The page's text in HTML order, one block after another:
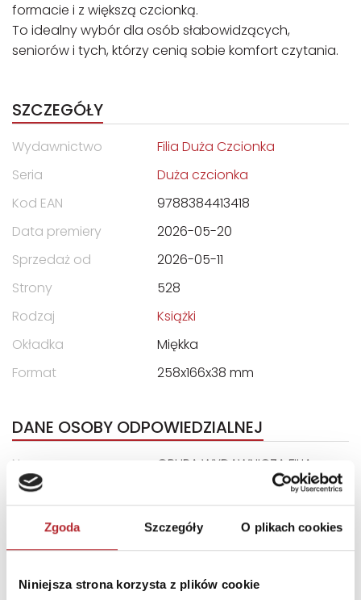
Zgoda Szczegóły O plikach cookies
Niniejsza strona korzysta z plików cookie
formacie i z większą czcionką.
To idealny wybór dla osób słabowidzących,
seniorów i tych, którzy cenią sobie komfort czytania.
SZCZEGÓŁY
Wydawnictwo
Filia Duża Czcionka
Seria
Duża czcionka
Kod EAN
9788384413418
Data premiery
2026-05-20
Sprzedaż od
2026-05-11
Strony
528
Rodzaj
Książki
Okładka
Miękka
Format
258x166x38 mm
DANE OSOBY ODPOWIEDZIALNEJ
Nazwa
GRUPA WYDAWNICZA FILIA
SPÓŁKA Z OGRANICZONĄ
ODPOWIEDZIALNOŚCIĄ
ul. Kleeberga 2
Miasto
Poznań